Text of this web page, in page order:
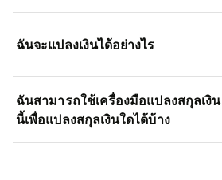
ฉันจะแปลงเงินได้อย่างไร
ฉันสามารถใช้เครื่องมือแปลงสกุลเงิน
นี้เพื่อแปลงสกุลเงินใดได้บ้าง